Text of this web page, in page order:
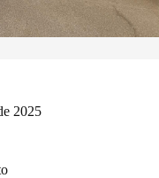
2025